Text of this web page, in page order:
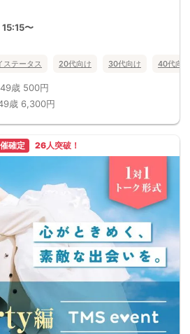
〜
ステータス 20代向け 30代向け 40代向け
歳 500円
歳 6,300円
確定 26人突破！